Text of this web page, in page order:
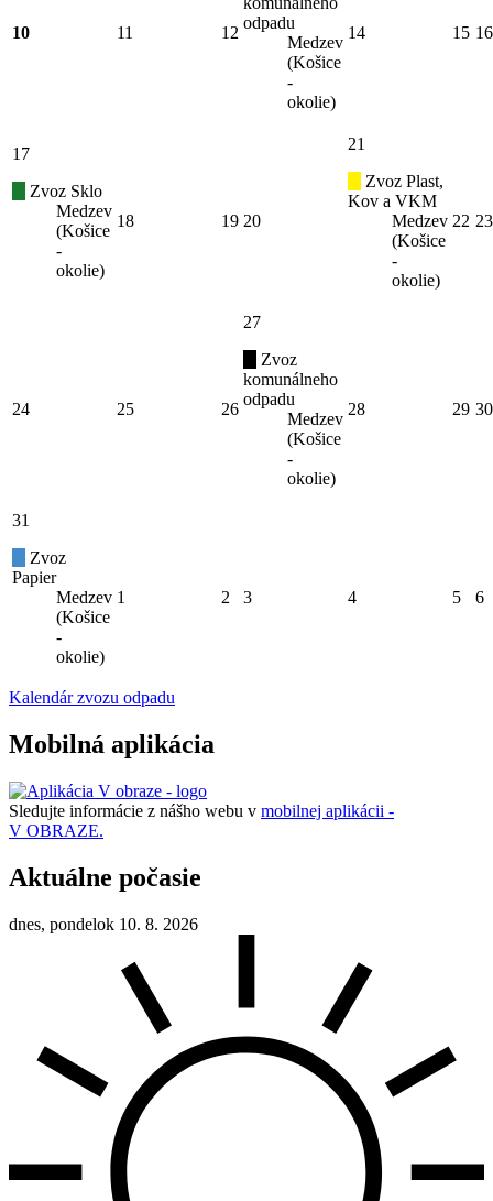
10 11 12
odpadu
Medzev
(Košice
-
okolie)
14 15 16
17
Zvoz Sklo
Medzev
(Košice
-
okolie)
18 19 20
21
Zvoz Plast,
Kov a VKM
Medzev
(Košice
-
okolie)
22 23
24 25 26
27
Zvoz
komunálneho
odpadu
Medzev
(Košice
-
okolie)
28 29 30
31
Zvoz
Papier
Medzev
(Košice
-
okolie)
1 2 3 4 5 6
Kalendár zvozu odpadu
Mobilná aplikácia
Sledujte informácie z nášho webu v mobilnej aplikácii -
V OBRAZE.
Aktuálne počasie
dnes, pondelok 10. 8. 2026